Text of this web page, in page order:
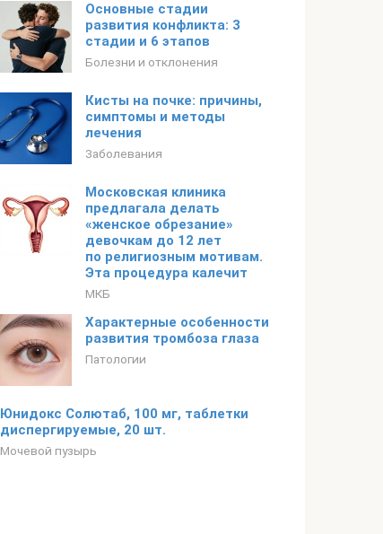
Основные стадии
развития конфликта: 3
стадии и 6 этапов
Болезни и отклонения
Кисты на почке: причины,
симптомы и методы
лечения
Заболевания
Московская клиника
предлагала делать
«женское обрезание»
девочкам до 12 лет
по религиозным мотивам.
Эта процедура калечит
МКБ
Характерные особенности
развития тромбоза глаза
Патологии
Юнидокс Солютаб, 100 мг, таблетки
диспергируемые, 20 шт.
Мочевой пузырь